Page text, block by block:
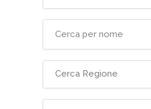
Cerca Regione